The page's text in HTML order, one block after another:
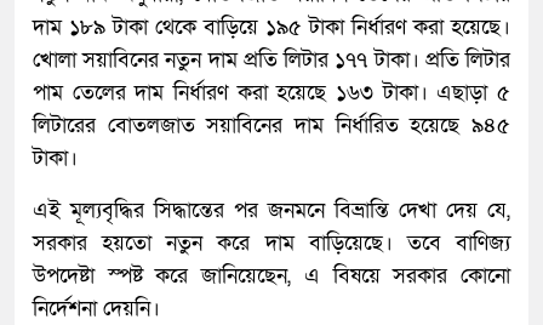
দাম ১৮৯ টাকা থেকে বাড়িয়ে ১৯৫ টাকা নির্ধারণ করা হয়েছে।
খোলা সয়াবিনের নতুন দাম প্রতি লিটার ১৭৭ টাকা। প্রতি লিটার
পাম তেলের দাম নির্ধারণ করা হয়েছে ১৬৩ টাকা। এছাড়া ৫
লিটারের বোতলজাত সয়াবিনের দাম নির্ধারিত হয়েছে ৯৪৫
টাকা।
এই মূল্যবৃদ্ধির সিদ্ধান্তের পর জনমনে বিভ্রান্তি দেখা দেয় যে,
সরকার হয়তো নতুন করে দাম বাড়িয়েছে। তবে বাণিজ্য
উপদেষ্টা স্পষ্ট করে জানিয়েছেন, এ বিষয়ে সরকার কোনো
নির্দেশনা দেয়নি।